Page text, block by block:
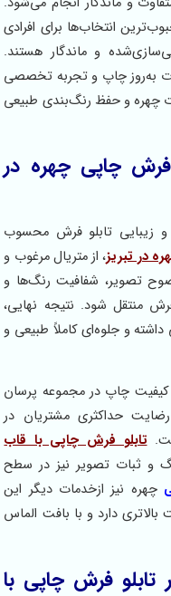
انتخاب‌ها برای افرادی
و ماندگار هستند.
چاپ و تجربه تخصصی
و حفظ رنگ‌بندی طبیعی
چاپی چهره در
تابلو فرش محسوب
، از متریال مرغوب و
شفافیت رنگ‌ها و
شود. نتیجه نهایی،
جلوه‌ای کاملاً طبیعی و
چاپ در مجموعه پرسان
مشتریان در
فرش چاپی با قاب
تصویر نیز در سطح
ازخدمات دیگر این
دارد و با بافت الماس
فرش چاپی با